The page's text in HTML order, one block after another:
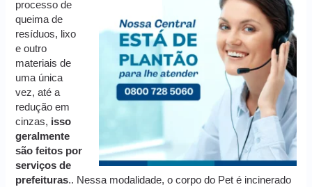
processo de
queima de
resíduos, lixo
e outro
materiais de
uma única
vez, até a
redução em
cinzas, isso
geralmente
são feitos por
serviços de
prefeituras.. Nessa modalidade, o corpo do Pet é incinerado